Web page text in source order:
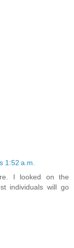
1:52 a.m.
I looked on the
individuals will go